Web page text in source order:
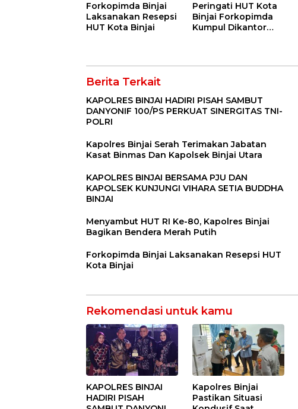
Forkopimda Binjai
Laksanakan Resepsi
HUT Kota Binjai
Peringati HUT Kota
Binjai Forkopimda
Kumpul Dikantor
Berita Terkait
KAPOLRES BINJAI HADIRI PISAH SAMBUT
DANYONIF 100/PS PERKUAT SINERGITAS TNI-
POLRI
Kapolres Binjai Serah Terimakan Jabatan
Kasat Binmas Dan Kapolsek Binjai Utara
KAPOLRES BINJAI BERSAMA PJU DAN
KAPOLSEK KUNJUNGI VIHARA SETIA BUDDHA
BINJAI
Menyambut HUT RI Ke-80, Kapolres Binjai
Bagikan Bendera Merah Putih
Forkopimda Binjai Laksanakan Resepsi HUT
Kota Binjai
Rekomendasi untuk kamu
KAPOLRES BINJAI
HADIRI PISAH
Kapolres Binjai
Pastikan Situasi